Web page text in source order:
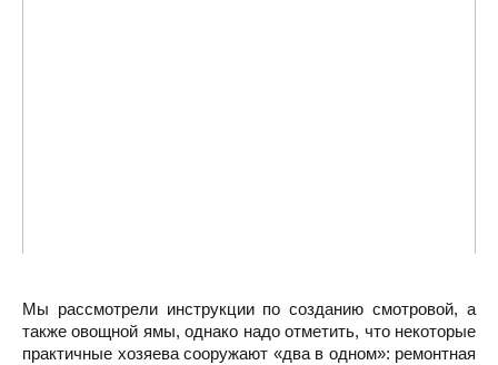
Мы рассмотрели инструкции по созданию смотровой, а
также овощной ямы, однако надо отметить, что некоторые
практичные хозяева сооружают «два в одном»: ремонтная